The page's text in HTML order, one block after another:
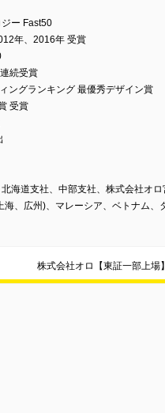
ー Fast50
年、2016年 受賞
続受賞
ングランキング 最優秀デザイン賞
受賞
海道支社、中部支社、株式会社オロ
海、広州)、マレーシア、ベトナム、
株式会社オロ【東証一部上場